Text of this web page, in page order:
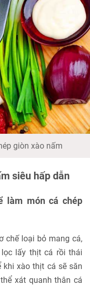
giòn xào nấm
siêu hấp dẫn
làm món cá chép
chế loại bỏ mang cá,
lấy thịt cá rồi thái
xào thịt cá sẽ săn
xát quanh thân cá